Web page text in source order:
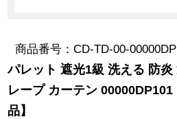
商品番号 CD-TD-00-
パレット 遮光1級 洗える 防
レープ カーテン
品】